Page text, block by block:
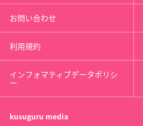
お問い合わせ
利用規約
インフォマティブデータポリシ
ー
kusuguru media